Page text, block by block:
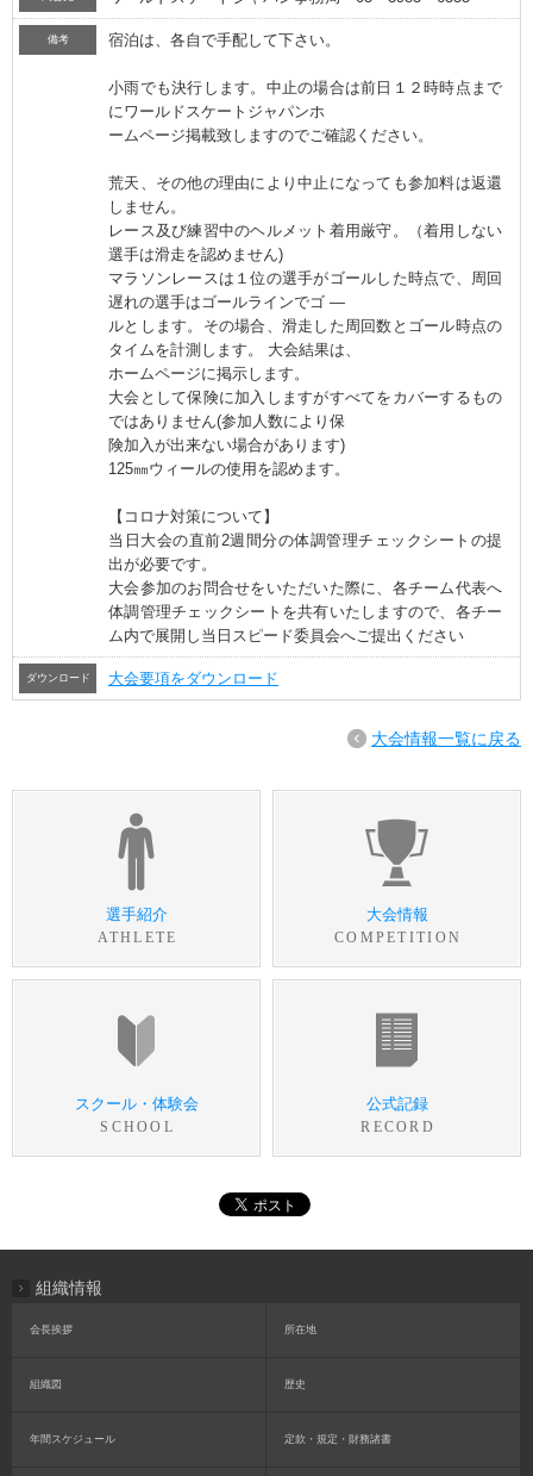
備考 宿泊は、各自で手配して下さい。
小雨でも決行します。中止の場合は前日１２時時点まで
にワールドスケートジャパンホ
ームページ掲載致しますのでご確認ください。
荒天、その他の理由により中止になっても参加料は返還
しません。
レース及び練習中のヘルメット着用厳守。（着用しない
選手は滑走を認めません)
マラソンレースは１位の選手がゴールした時点で、周回
遅れの選手はゴールラインでゴ ―
ルとします。その場合、滑走した周回数とゴール時点の
タイムを計測します。 大会結果は、
ホームページに掲示します。
大会として保険に加入しますがすべてをカバーするもの
ではありません(参加人数により保
険加入が出来ない場合があります)
125㎜ウィールの使用を認めます。
【コロナ対策について】
当日大会の直前2週間分の体調管理チェックシートの提
出が必要です。
大会参加のお問合せをいただいた際に、各チーム代表へ
体調管理チェックシートを共有いたしますので、各チー
ム内で展開し当日スピード委員会へご提出ください
ダウンロード 大会要項をダウンロード
大会情報一覧に戻る
選手紹介
ATHLETE
大会情報
COMPETITION
スクール・体験会
SCHOOL
公式記録
RECORD
組織情報
会長挨拶 所在地
組織図 歴史
年間スケジュール 定款・規定・財務諸書